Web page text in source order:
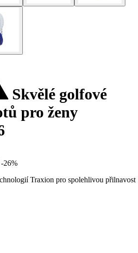
Skvělé golfové
pro ženy
-26%
Traxion pro spolehlivou přilnavost